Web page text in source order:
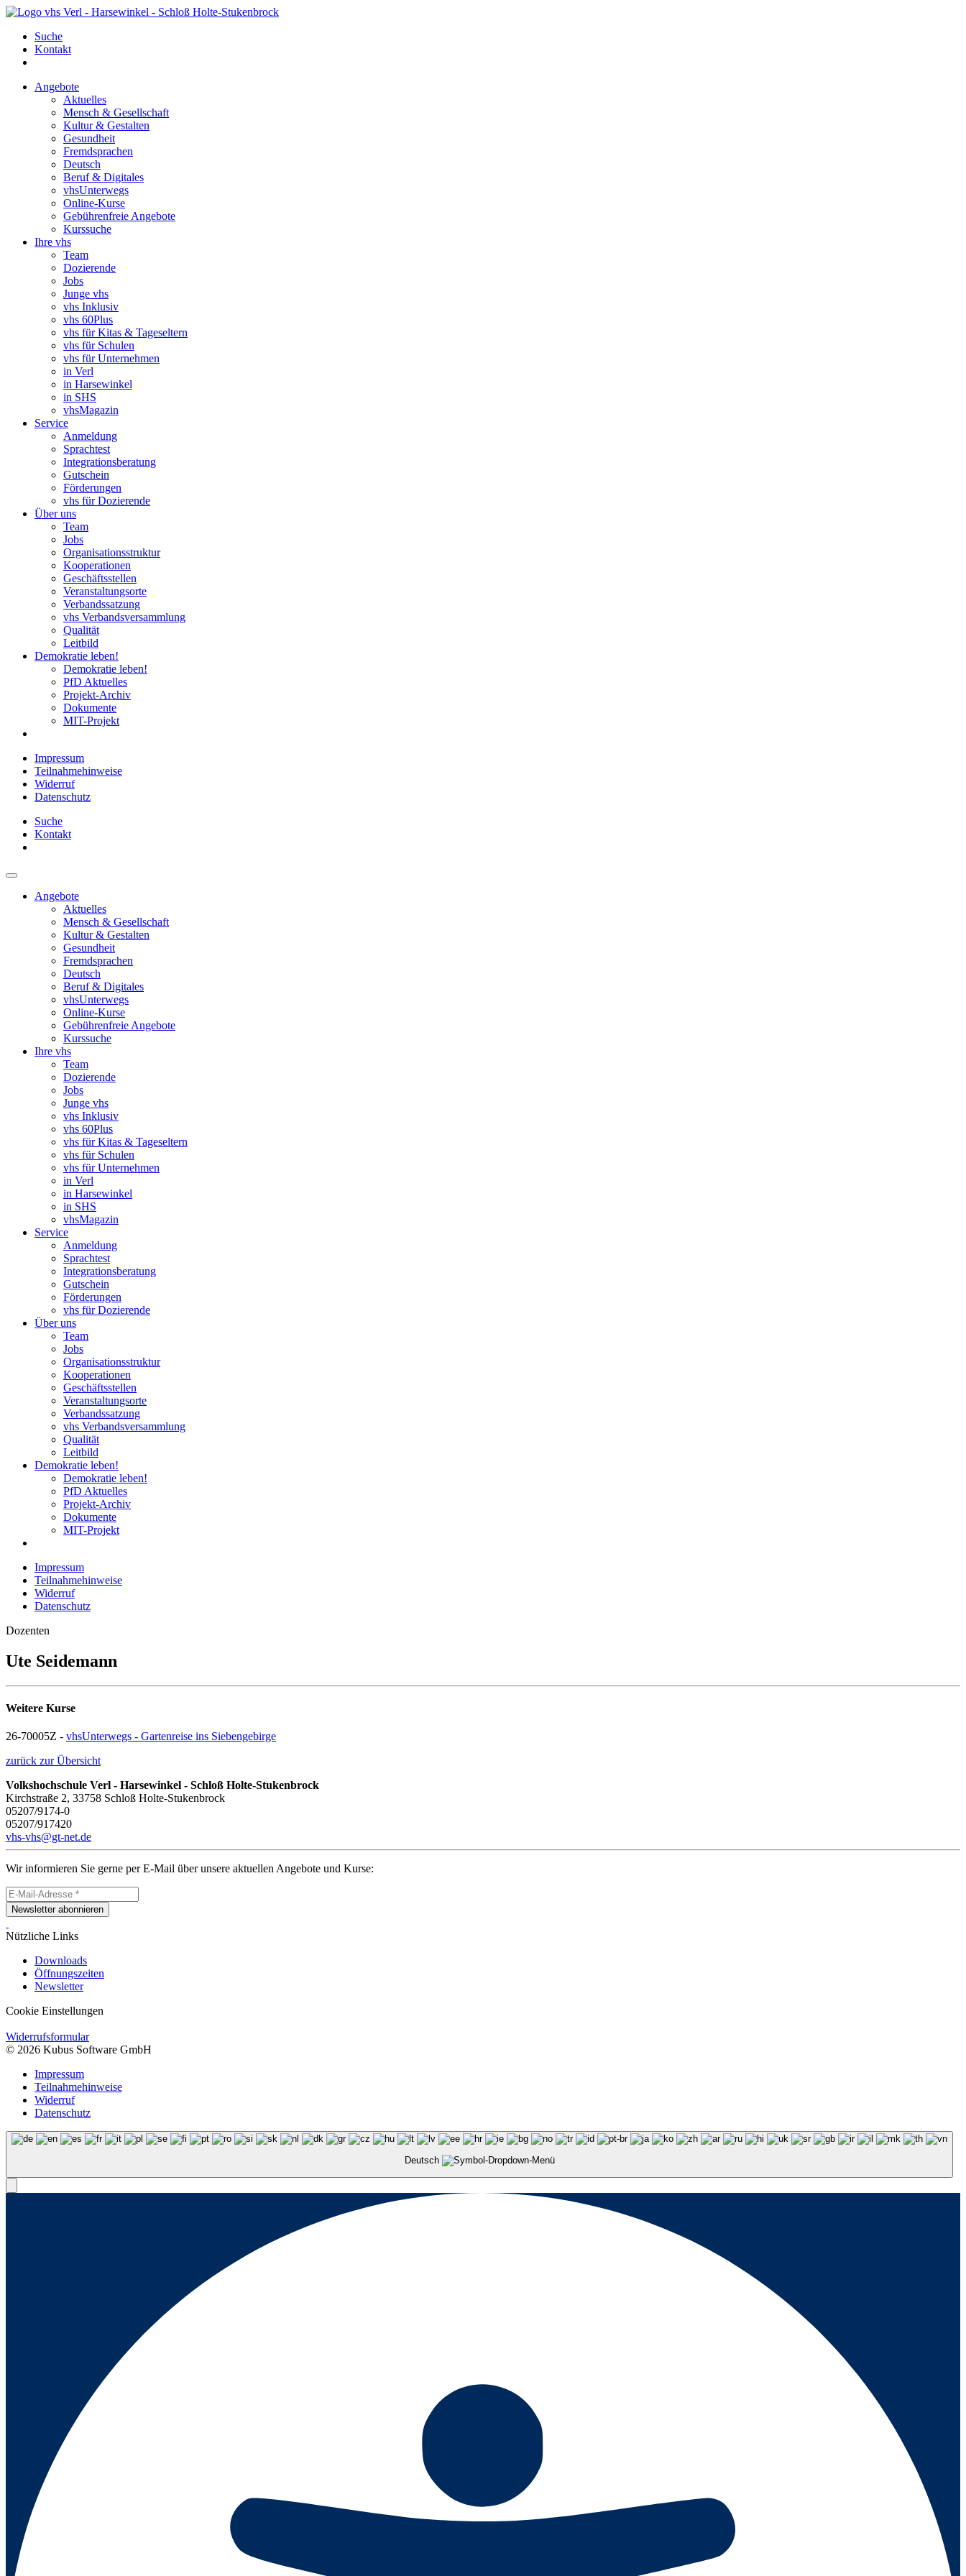
Suche
Kontakt
Angebote
Aktuelles
Mensch & Gesellschaft
Kultur & Gestalten
Gesundheit
Fremdsprachen
Deutsch
Beruf & Digitales
vhsUnterwegs
Online-Kurse
Gebührenfreie Angebote
Kurssuche
Ihre vhs
Team
Dozierende
Jobs
Junge vhs
vhs Inklusiv
vhs 60Plus
vhs für Kitas & Tageseltern
vhs für Schulen
vhs für Unternehmen
in Verl
in Harsewinkel
in SHS
vhsMagazin
Service
Anmeldung
Sprachtest
Integrationsberatung
Gutschein
Förderungen
vhs für Dozierende
Über uns
Team
Jobs
Organisationsstruktur
Kooperationen
Geschäftsstellen
Veranstaltungsorte
Verbandssatzung
vhs Verbandsversammlung
Qualität
Leitbild
Demokratie leben!
Demokratie leben!
PfD Aktuelles
Projekt-Archiv
Dokumente
MIT-Projekt
Impressum
Teilnahmehinweise
Widerruf
Datenschutz
Suche
Kontakt
Angebote
Aktuelles
Mensch & Gesellschaft
Kultur & Gestalten
Gesundheit
Fremdsprachen
Deutsch
Beruf & Digitales
vhsUnterwegs
Online-Kurse
Gebührenfreie Angebote
Kurssuche
Ihre vhs
Team
Dozierende
Jobs
Junge vhs
vhs Inklusiv
vhs 60Plus
vhs für Kitas & Tageseltern
vhs für Schulen
vhs für Unternehmen
in Verl
in Harsewinkel
in SHS
vhsMagazin
Service
Anmeldung
Sprachtest
Integrationsberatung
Gutschein
Förderungen
vhs für Dozierende
Über uns
Team
Jobs
Organisationsstruktur
Kooperationen
Geschäftsstellen
Veranstaltungsorte
Verbandssatzung
vhs Verbandsversammlung
Qualität
Leitbild
Demokratie leben!
Demokratie leben!
PfD Aktuelles
Projekt-Archiv
Dokumente
MIT-Projekt
Impressum
Teilnahmehinweise
Widerruf
Datenschutz
Dozenten
Ute Seidemann
Weitere Kurse
26-70005Z - vhsUnterwegs - Gartenreise ins Siebengebirge
zurück zur Übersicht
Volkshochschule Verl - Harsewinkel - Schloß Holte-Stukenbrock
Kirchstraße 2, 33758 Schloß Holte-Stukenbrock
05207/9174-0
05207/917420
vhs-vhs@gt-net.de
Wir informieren Sie gerne per E-Mail über unsere aktuellen Angebote und Kurse:
Newsletter abonnieren
Nützliche Links
Downloads
Öffnungszeiten
Newsletter
Cookie Einstellungen
Widerrufsformular
© 2026 Kubus Software GmbH
Impressum
Teilnahmehinweise
Widerruf
Datenschutz
Deutsch